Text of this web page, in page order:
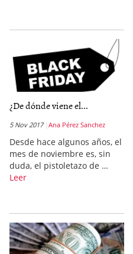
¿De dónde viene el...
5 Nov 2017 Ana Pérez Sanchez
Desde hace algunos años, el
mes de noviembre es, sin
duda, el pistoletazo de …
Leer